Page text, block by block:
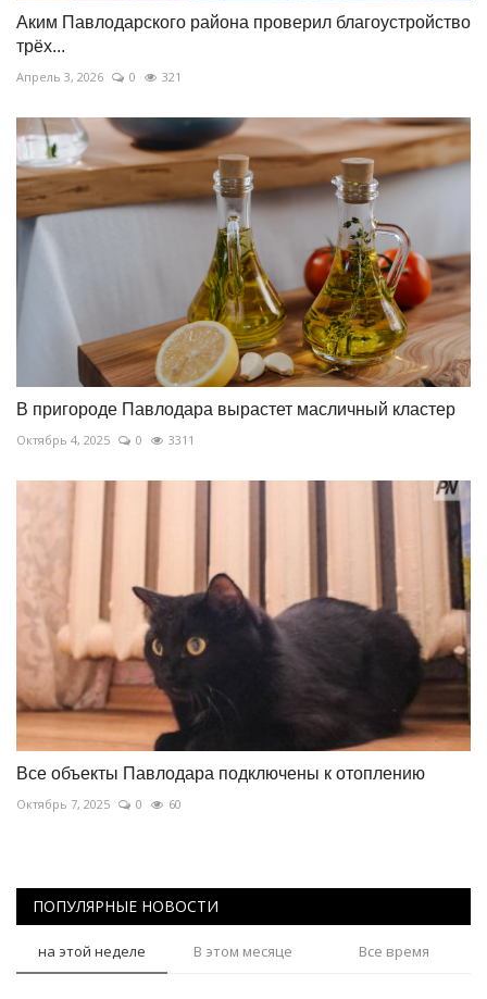
Аким Павлодарского района проверил благоустройство
трёх...
Апрель 3, 2026 0 321
В пригороде Павлодара вырастет масличный кластер
Октябрь 4, 2025 0 3311
Все объекты Павлодара подключены к отоплению
Октябрь 7, 2025 0 60
ПОПУЛЯРНЫЕ НОВОСТИ
на этой неделе В этом месяце Все время